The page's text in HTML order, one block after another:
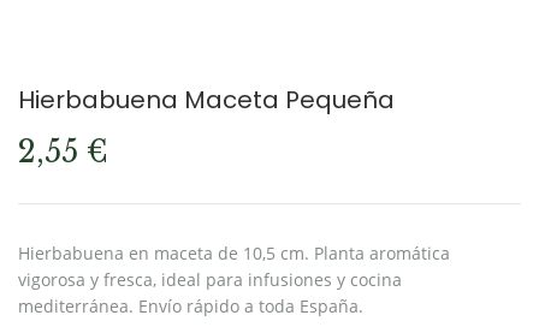
Hierbabuena Maceta Pequeña
2,55 €
Hierbabuena en maceta de 10,5 cm. Planta aromática
vigorosa y fresca, ideal para infusiones y cocina
mediterránea. Envío rápido a toda España.